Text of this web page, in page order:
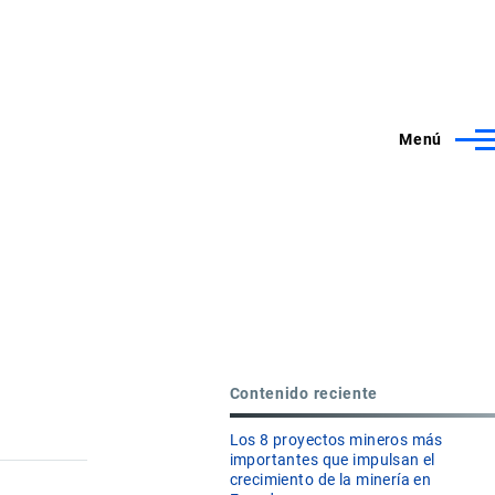
Menú
Contenido reciente
Los 8 proyectos mineros más
importantes que impulsan el
crecimiento de la minería en